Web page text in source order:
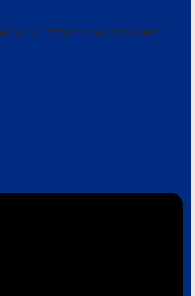
un moteur de croissance.